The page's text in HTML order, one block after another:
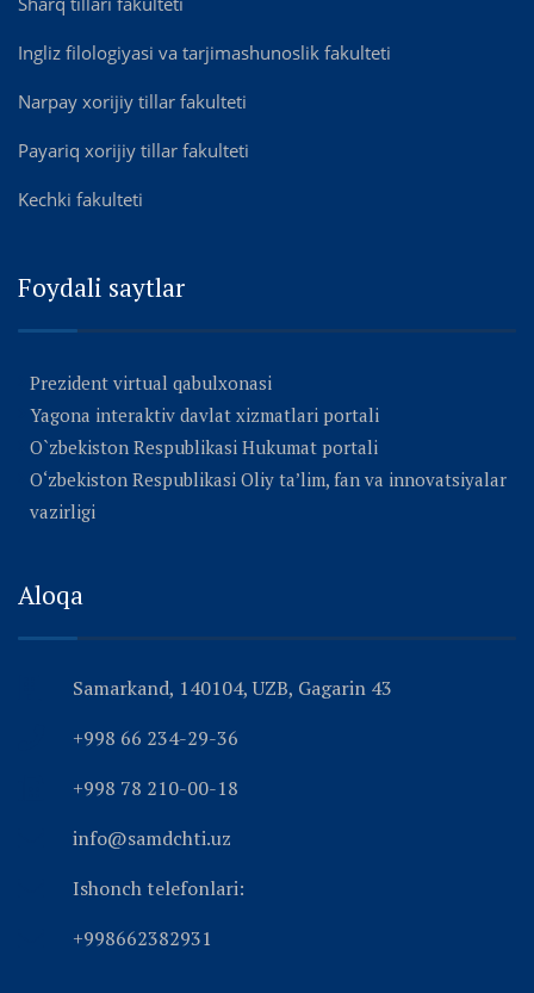
Ingliz filologiyasi va tarjimashunoslik fakulteti
Narpay xorijiy tillar fakulteti
Payariq xorijiy tillar fakulteti
Kechki fakulteti
Foydali saytlar
Prezident virtual qabulxonasi
Yagona interaktiv davlat xizmatlari portali
O`zbekiston Respublikasi Hukumat portali
O‘zbekiston Respublikasi Oliy ta’lim, fan va innovatsiyalar
vazirligi
Aloqa
Samarkand, 140104, UZB, Gagarin 43
+998 66 234-29-36
+998 78 210-00-18
info@samdchti.uz
Ishonch telefonlari:
+998662382931